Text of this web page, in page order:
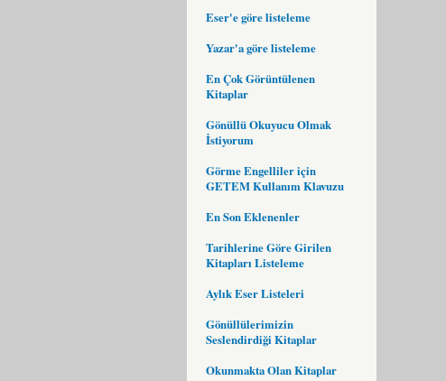
Eser'e göre listeleme
Yazar'a göre listeleme
En Çok Görüntülenen
Kitaplar
Gönüllü Okuyucu Olmak
İstiyorum
Görme Engelliler için
GETEM Kullanım Klavuzu
En Son Eklenenler
Tarihlerine Göre Girilen
Kitapları Listeleme
Aylık Eser Listeleri
Gönüllülerimizin
Seslendirdiği Kitaplar
Okunmakta Olan Kitaplar